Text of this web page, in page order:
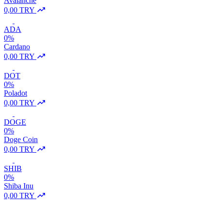
0,00 TRY
ADA
0%
Cardano
0,00 TRY
DOT
0%
Poladot
0,00 TRY
DOGE
0%
Doge Coin
0,00 TRY
SHIB
0%
Shiba Inu
0,00 TRY